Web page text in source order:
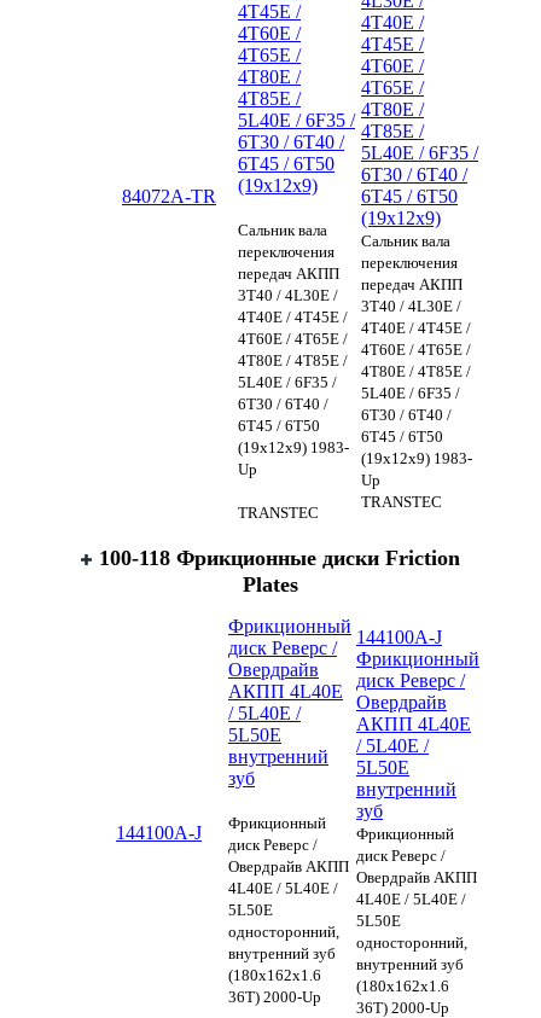
84072A-TR
4T45E /
4T60E /
4T65E /
4T80E /
4T85E /
5L40E / 6F35 /
6T30 / 6T40 /
6T45 / 6T50
(19x12x9)
Сальник вала
переключения
передач АКПП
3T40 / 4L30E /
4T40E / 4T45E /
4T60E / 4T65E /
4T80E / 4T85E /
5L40E / 6F35 /
6T30 / 6T40 /
6T45 / 6T50
(19x12x9) 1983-
Up
TRANSTEC
4T40E /
4T45E /
4T60E /
4T65E /
4T80E /
4T85E /
5L40E / 6F35 /
6T30 / 6T40 /
6T45 / 6T50
(19x12x9)
Сальник вала
переключения
передач АКПП
3T40 / 4L30E /
4T40E / 4T45E /
4T60E / 4T65E /
4T80E / 4T85E /
5L40E / 6F35 /
6T30 / 6T40 /
6T45 / 6T50
(19x12x9) 1983-
Up
TRANSTEC
100-118 Фрикционные диски Friction
Plates
144100A-J
Фрикционный
диск Реверс /
Овердрайв
АКПП 4L40E
/ 5L40E /
5L50E
внутренний
зуб
Фрикционный
диск Реверс /
Овердрайв АКПП
4L40E / 5L40E /
5L50E
односторонний,
внутренний зуб
(180х162х1.6
36Т) 2000-Up
144100A-J
Фрикционный
диск Реверс /
Овердрайв
АКПП 4L40E
/ 5L40E /
5L50E
внутренний
зуб
Фрикционный
диск Реверс /
Овердрайв АКПП
4L40E / 5L40E /
5L50E
односторонний,
внутренний зуб
(180х162х1.6
36Т) 2000-Up